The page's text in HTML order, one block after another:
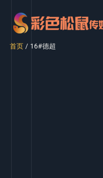
首页 16#德超